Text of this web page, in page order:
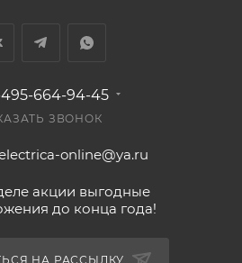
495-664-94-45
ЗВОНОК
online@ya.ru
акции выгодные
до конца года!
НА РАССЫЛКУ